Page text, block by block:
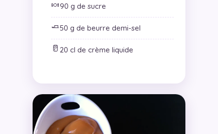
🍬90 g de sucre
🧈50 g de beurre demi-sel
🥛 20 cl de crème liquide